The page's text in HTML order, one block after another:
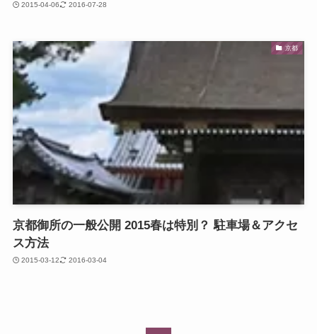
2015-04-06 2016-07-28
京都
京都御所の一般公開 2015春は特別？ 駐車場＆アクセ
ス方法
2015-03-12 2016-03-04